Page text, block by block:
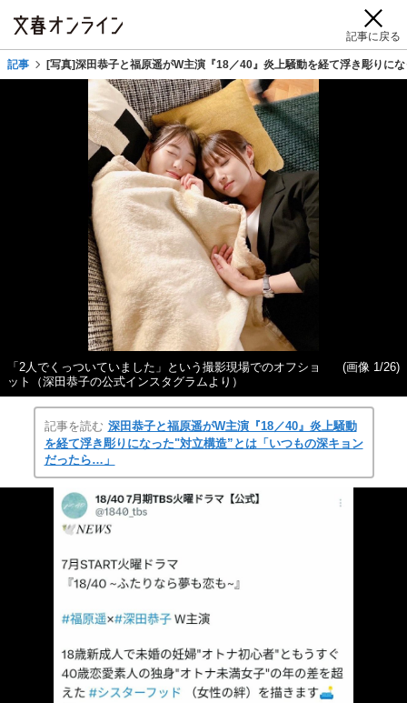
記事に戻る
記事 [写真]深田恭子と福原遥がW主演『18／40』炎上騒動を経て浮き彫りに
「2人でくっついていました」という撮影現場でのオフショ
ット（深田恭子の公式インスタグラムより）
(画像 1/26)
記事を読む 深田恭子と福原遥がW主演『18／40』炎上騒動
を経て浮き彫りになった"対立構造”とは「いつもの深キョン
だったら…」